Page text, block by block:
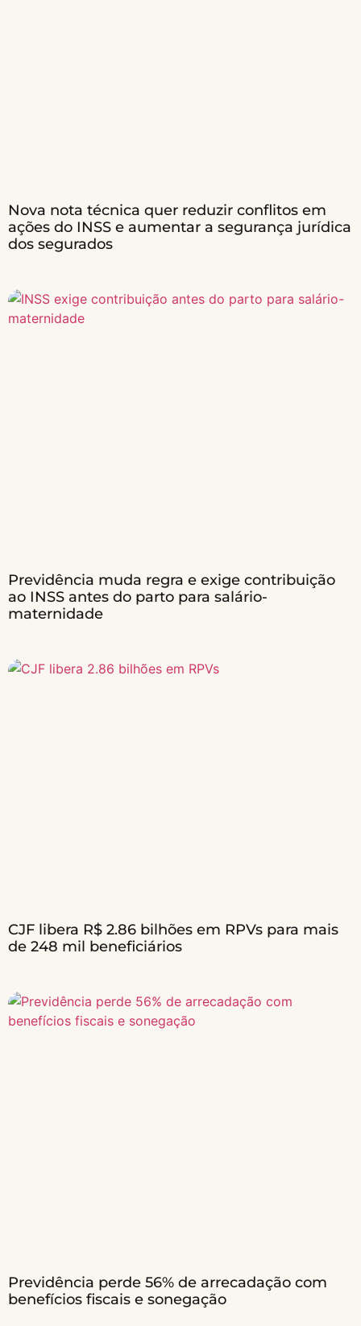
Nova nota técnica quer reduzir conflitos em
ações do INSS e aumentar a segurança jurídica
dos segurados
Previdência muda regra e exige contribuição
ao INSS antes do parto para salário-
maternidade
CJF libera R$ 2.86 bilhões em RPVs para mais
de 248 mil beneficiários
Previdência perde 56% de arrecadação com
benefícios fiscais e sonegação